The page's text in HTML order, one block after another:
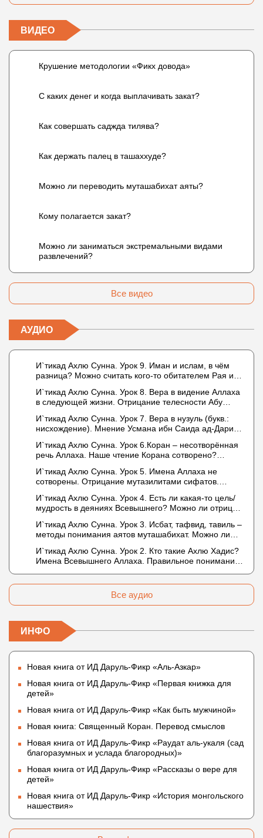
ВИДЕО
Крушение методологии «Фикх довода»
С каких денег и когда выплачивать закат?
Как совершать саджда тилява?
Как держать палец в ташаххуде?
Можно ли переводить муташабихат аяты?
Кому полагается закат?
Можно ли заниматься экстремальными видами
развлечений?
Все видео
АУДИО
И`тикад Ахлю Сунна. Урок 9. Иман и ислам, в чём
разница? Можно считать кого-то обитателем Рая или
И`тикад Ахлю Сунна. Урок 8. Вера в видение Аллаха
в следующей жизни. Отрицание телесности Абу
Усмана ибн Саида ад-Дарими. Иман – это слова,
дела и познание
И`тикад Ахлю Сунна. Урок 7. Вера в нузуль (букв.:
нисхождение). Мнение Усмана ибн Саида ад-Дарими
описывается физическим движением?
И`тикад Ахлю Сунна. Урок 6.Коран – несотворённая
речь Аллаха. Наше чтение Корана сотворено?
И`тикад Ахлю Сунна. Урок 5. Имена Аллаха не
сотворены. Отрицание мутазилитами сифатов.
И`тикад Ахлю Сунна. Урок 4. Есть ли какая-то цель/
мудрость в деяниях Всевышнего? Можно ли отрицать
не пришло в Коране и Сунне? Концепция ибн
Таймийи
И`тикад Ахлю Сунна. Урок 3. Исбат, тафвид, тавиль –
методы понимания аятов муташабихат. Можно ли
Что означает утверждение сифата «биля кейфа»
(без образа)?
И`тикад Ахлю Сунна. Урок 2. Кто такие Ахлю Хадис?
Имена Всевышнего Аллаха. Правильное понимание
Все аудио
ИНФО
Новая книга от ИД Даруль-Фикр «Аль-Азкар»
Новая книга от ИД Даруль-Фикр «Первая книжка для
детей»
Новая книга от ИД Даруль-Фикр «Как быть мужчиной»
Новая книга: Священный Коран. Перевод смыслов
Новая книга от ИД Даруль-Фикр «Раудат аль-укаля (cад
благоразумных и услада благородных)»
Новая книга от ИД Даруль-Фикр «Рассказы о вере для
детей»
Новая книга от ИД Даруль-Фикр «История монгольского
нашествия»